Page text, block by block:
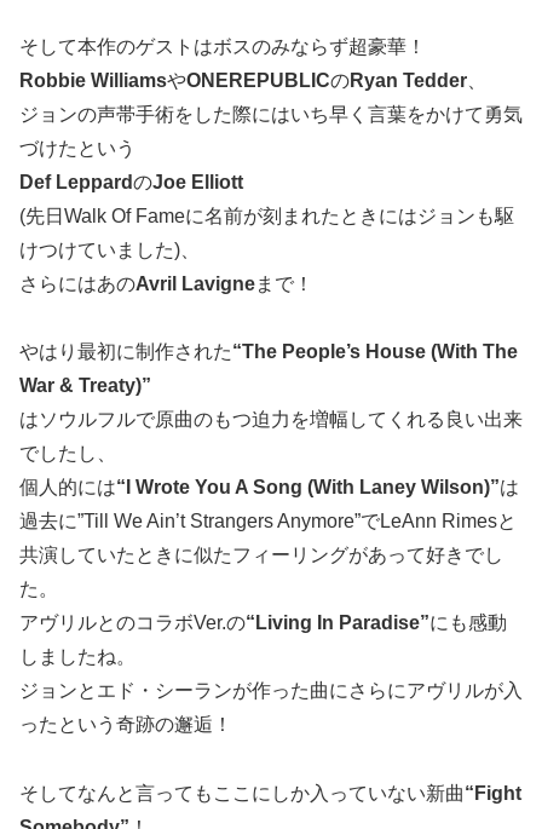
そして本作のゲストはボスのみならず超豪華！
Robbie WilliamsやONEREPUBLICのRyan Tedder
ジョンの声帯手術をした際にはいち早く言葉をかけて勇気
づけたという
Def LeppardのJoe Elliott
(先日Walk Of Fameに名前が刻まれたときにはジョンも駆
けつけていました)、
さらにはあのAvril Lavigneまで！
やはり最初に制作された“The People’s House (With The
War & Treaty)”
はソウルフルで原曲のもつ迫力を増幅してくれる良い出来
でしたし、
個人的には“I Wrote You A Song (With Laney Wilson)”は
過去に”Till We Ain’t Strangers Anymore”でLeAnn Rimesと
共演していたときに似たフィーリングがあって好きでし
た。
アヴリルとのコラボVer.の“Living In Paradise”にも感動
しましたね。
ジョンとエド・シーランが作った曲にさらにアヴリルが入
ったという奇跡の邂逅！
そしてなんと言ってもここにしか入っていない新曲“Fight